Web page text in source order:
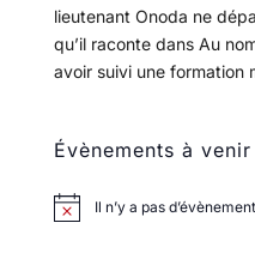
lieutenant Onoda ne
qu’il raconte dans Au
avoir suivi une formation
Évènements à venir
Il n’y a pas